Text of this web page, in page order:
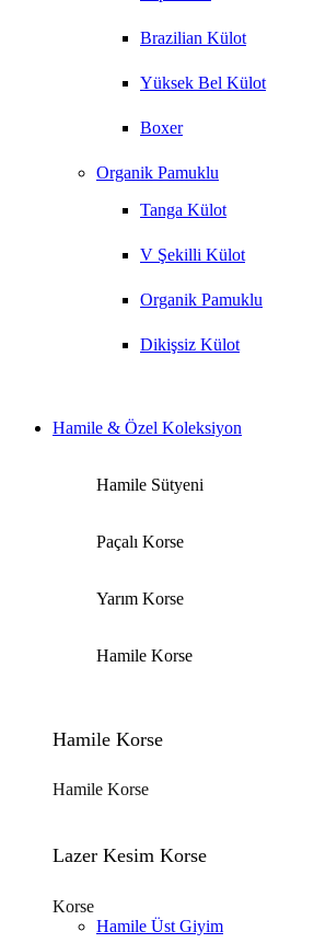
Brazilian Külot
Yüksek Bel Külot
Boxer
Organik Pamuklu
Tanga Külot
V Şekilli Külot
Organik Pamuklu
Dikişsiz Külot
Hamile & Özel Koleksiyon
Hamile Sütyeni
Paçalı Korse
Yarım Korse
Hamile Korse
Hamile Korse
Hamile Korse
Lazer Kesim Korse
Korse
Hamile Üst Giyim